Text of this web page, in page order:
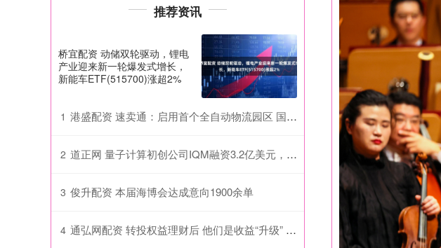
推荐资讯
桥宜配资 动储双轮驱动，锂电
产业迎来新一轮爆发式增长，
新能车ETF(515700)涨超2%
1 港盛配资 速卖通：启用首个全自动物流园区 国内段提速6小时
2 道正网 量子计算初创公司IQM融资3.2亿美元，投资者纷纷涌入该领域
3 俊升配资 本届海博会达成意向1900余单
4 通弘网配资 转投权益理财后 他们是收益“升级” ，还是白忙一场？